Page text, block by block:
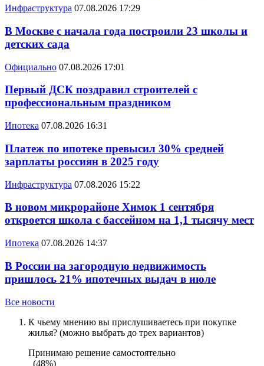
Инфраструктура 07.08.2026 17:29
В Москве с начала года построили 23 школы и
детских сада
Официально 07.08.2026 17:01
Первый ДСК поздравил строителей с
профессиональным праздником
Ипотека 07.08.2026 16:31
Платеж по ипотеке превысил 30% средней
зарплаты россиян в 2025 году
Инфраструктура 07.08.2026 15:22
В новом микрорайоне Химок 1 сентября
откроется школа с бассейном на 1,1 тысячу мест
Ипотека 07.08.2026 14:37
В России на загородную недвижимость
пришлось 21% ипотечных выдач в июле
Все новости
К чьему мнению вы прислушиваетесь при покупке
жилья? (можно выбрать до трех вариантов)
Принимаю решение самостоятельно
(48%)